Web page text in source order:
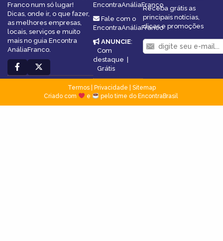
Franco num só lugar!
Dicas, onde ir, o que fazer,
as melhores empresas,
locais, serviços e muito
mais no guia Encontra
AnáliaFranco.
EncontraAnáliaFranco
Fale com o
EncontraAnáliaFranco
ANUNCIE:
Com
destaque |
Grátis
Receba grátis as
principais notícias,
dicas e promoções
Termos| Privacidade
Sitemap
Criado com
e pelo time do EncontraBrasil